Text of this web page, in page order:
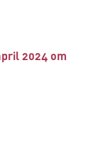
2024 om